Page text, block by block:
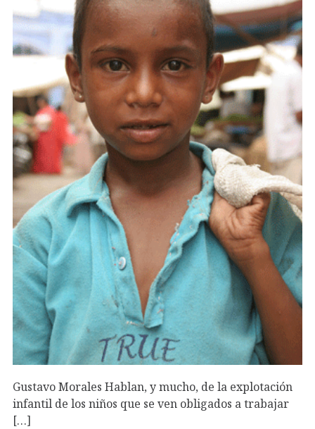
Gustavo Morales Hablan, y mucho, de la explotación
infantil de los niños que se ven obligados a trabajar
[…]